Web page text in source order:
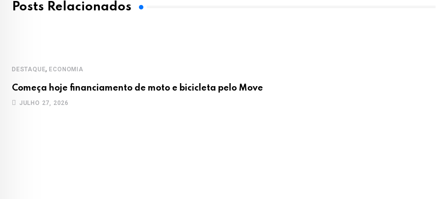
Posts Relacionados
DESTAQUE,ECONOMIA
Começa hoje financiamento de moto e bicicleta pelo Move
JULHO 27, 2026